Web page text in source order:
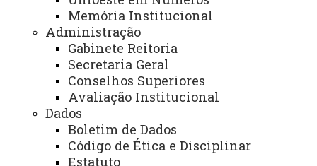
Webmail Sistemas
Telefones
Arquivo Virtual
Campus
Memória Institucional
Administração
Gabinete Reitoria
Secretaria Geral
Conselhos Superiores
Avaliação Institucional
Dados
Boletim de Dados
Código de Ética e Disciplinar
Estatuto
Biblioteca - Campus de Toledo